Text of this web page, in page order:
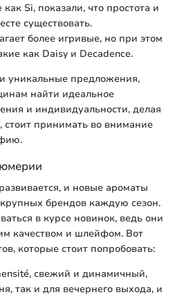
Si, показали, что простота и
существовать.
более игривые, но при этом
как Daisy и Decadence.
уникальные предложения,
найти идеальное
и индивидуальности, делая
стоит принимать во внимание
и новые ароматы
брендов каждую сезон.
в курсе новинок, ведь они
качеством и шлейфом. Вот
которые стоит попробовать:
свежий и динамичный,
так и для вечернего выхода, и